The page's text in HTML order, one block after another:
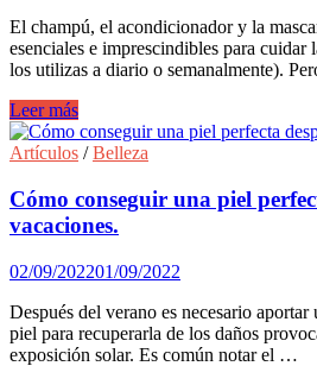
utilizarla.
El champú, el acondicionador y la
esenciales e imprescindibles para cuidar
los utilizas a diario o semanalmente).
Tips
para
recuperar
melena
con
un
capilar.
Leer más
Artículos /Belleza
Cómo conseguir una piel
vacaciones.
02/09/202201/09/2022
Después del verano es necesario
piel para recuperarla de los daños
exposición solar. Es común notar el …